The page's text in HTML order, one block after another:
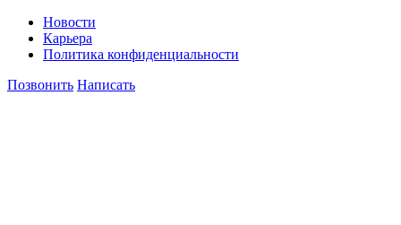
Новости
Карьера
Политика конфиденциальности
Позвонить Написать